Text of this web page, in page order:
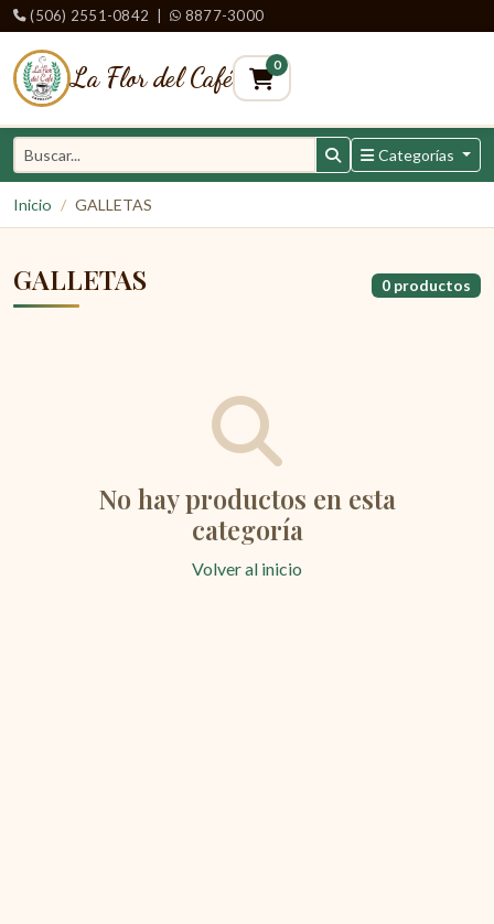
(506) 2551-0842 8877-3000
La Flor del Café 0
Categorías
Inicio GALLETAS
GALLETAS 0 productos
No hay productos en esta
categoría
Volver al inicio